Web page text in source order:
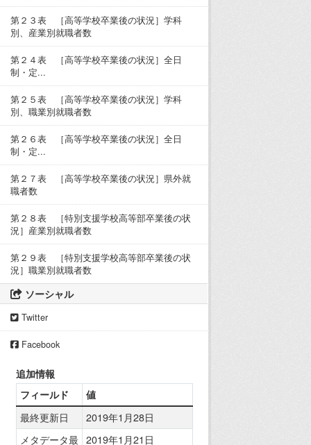
第２３表 ［高等学校卒業後の状況］学科
別、産業別就職者数
第２４表 ［高等学校卒業後の状況］全日
制・定...
第２５表 ［高等学校卒業後の状況］学科
別、職業別就職者数
第２６表 ［高等学校卒業後の状況］全日
制・定...
第２７表 ［高等学校卒業後の状況］県外就
職者数
第２８表 ［特別支援学校高等部卒業後の状
況］産業別就職者数
第２９表 ［特別支援学校高等部卒業後の状
況］職業別就職者数
ソーシャル
Twitter
Facebook
追加情報
フィールド
値
最終更新日
2019年1月28日
メタデータ最 2019年1月21日